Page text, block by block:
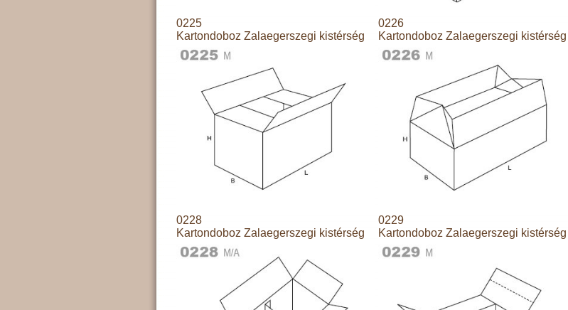
0225
Kartondoboz Zalaegerszegi kistérség
0226
Kartondoboz Zalaegerszegi kistérség
0228
Kartondoboz Zalaegerszegi kistérség
0229
Kartondoboz Zalaegerszegi kistérség